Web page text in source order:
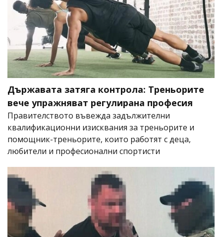
Държавата затяга контрола: Треньорите
вече упражняват регулирана професия
Правителството въвежда задължителни
квалификационни изисквания за треньорите и
помощник-треньорите, които работят с деца,
любители и професионални спортисти